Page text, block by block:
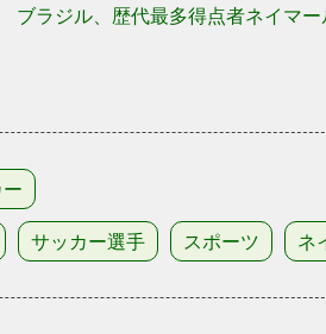
ブラジル、歴代最多得点者ネイマ
サッカー選手 スポーツ ネ